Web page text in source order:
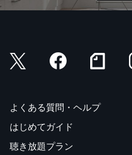
よくある質問・ヘルプ
はじめてガイド
聴き放題プラン